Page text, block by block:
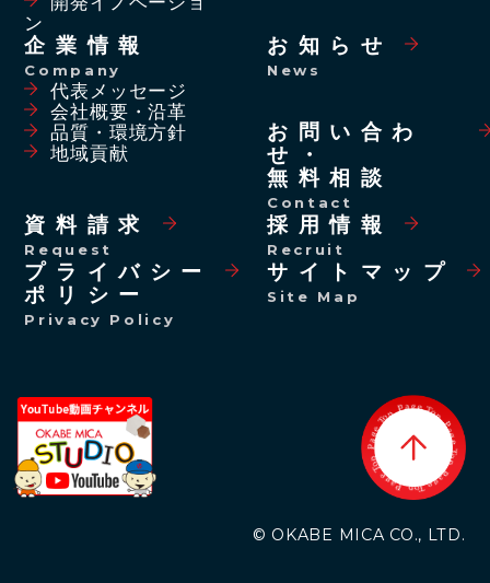
ン
企業情報
Company
代表メッセージ
会社概要・沿革
品質・環境方針
地域貢献
お知らせ
News
お問い合わ
せ・
無料相談
Contact
資料請求
Request
採用情報
Recruit
プライバシー
ポリシー
Privacy Policy
サイトマップ
Site Map
P
ag
eTop PageTo
p
P
a
g
e
T
o
p
P
a
g
e
T
o
p
P
a
g
e
T
o
p
© OKABE MICA CO., LTD.